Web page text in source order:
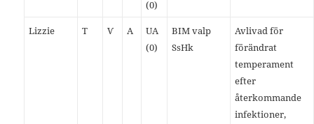
(0)
Lizzie T Ѵ A
UA
(0)
BIM valp
SsHk
Avlivad för
förändrat
temperament
efter
återkommande
infektioner,